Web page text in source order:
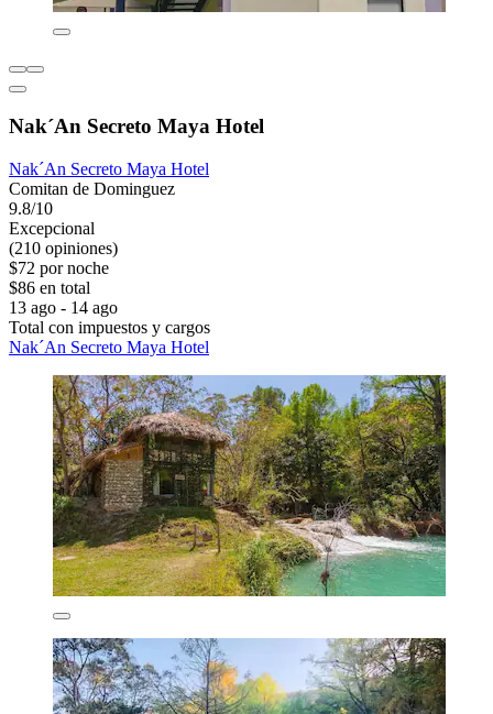
Nak´An Secreto Maya Hotel
Nak´An Secreto Maya Hotel
Comitan de Dominguez
9.8/10
Excepcional
(210 opiniones)
$72 por noche
$86 en total
13 ago - 14 ago
Total con impuestos y cargos
Nak´An Secreto Maya Hotel